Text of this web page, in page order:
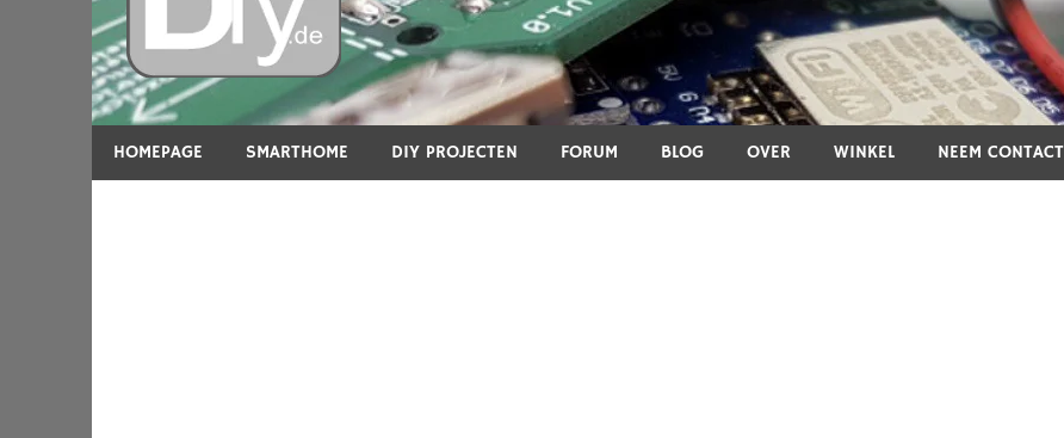
Op nerdiy.de draait alles om elektronica, DIY, 3D-printen, smart home en vele andere technische onderwerpen.
HOMEPAGE SMARTHOME DIY PROJECTEN FORUM BLOG OVER WINKEL NEEM